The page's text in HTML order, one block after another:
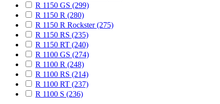
R 1150 GS (299)
R 1150 R (280)
R 1150 R Rockster (275)
R 1150 RS (235)
R 1150 RT (240)
R 1100 GS (274)
R 1100 R (248)
R 1100 RS (214)
R 1100 RT (237)
R 1100 S (236)